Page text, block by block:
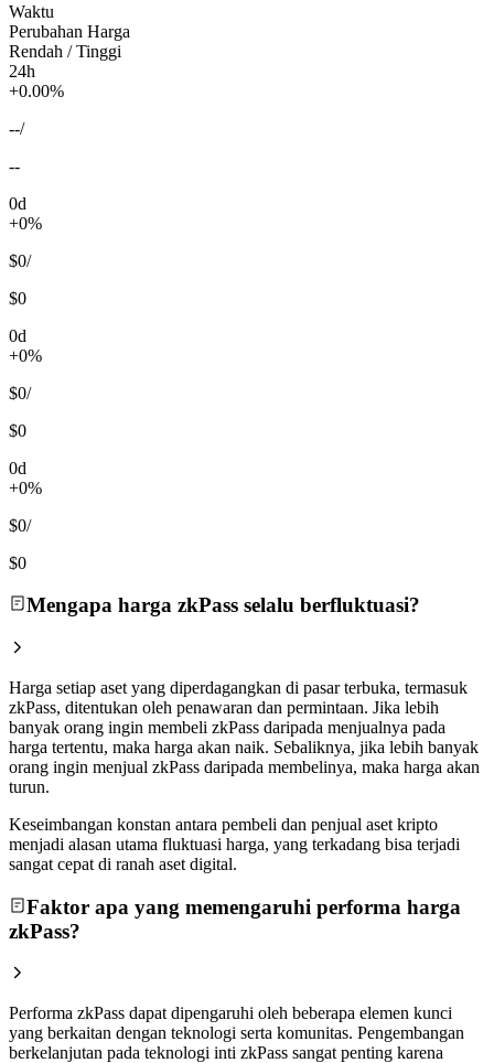
Waktu
Perubahan Harga
Rendah / Tinggi
24h
+0.00%
--/
--
0d
+0%
$0/
$0
0d
+0%
$0/
$0
0d
+0%
$0/
$0
Mengapa harga zkPass selalu berfluktuasi?
Harga setiap aset yang diperdagangkan di pasar terbuka, termasuk
zkPass, ditentukan oleh penawaran dan permintaan. Jika lebih
banyak orang ingin membeli zkPass daripada menjualnya pada
harga tertentu, maka harga akan naik. Sebaliknya, jika lebih banyak
orang ingin menjual zkPass daripada membelinya, maka harga akan
turun.
Keseimbangan konstan antara pembeli dan penjual aset kripto
menjadi alasan utama fluktuasi harga, yang terkadang bisa terjadi
sangat cepat di ranah aset digital.
Faktor apa yang memengaruhi performa harga
zkPass?
Performa zkPass dapat dipengaruhi oleh beberapa elemen kunci
yang berkaitan dengan teknologi serta komunitas. Pengembangan
berkelanjutan pada teknologi inti zkPass sangat penting karena